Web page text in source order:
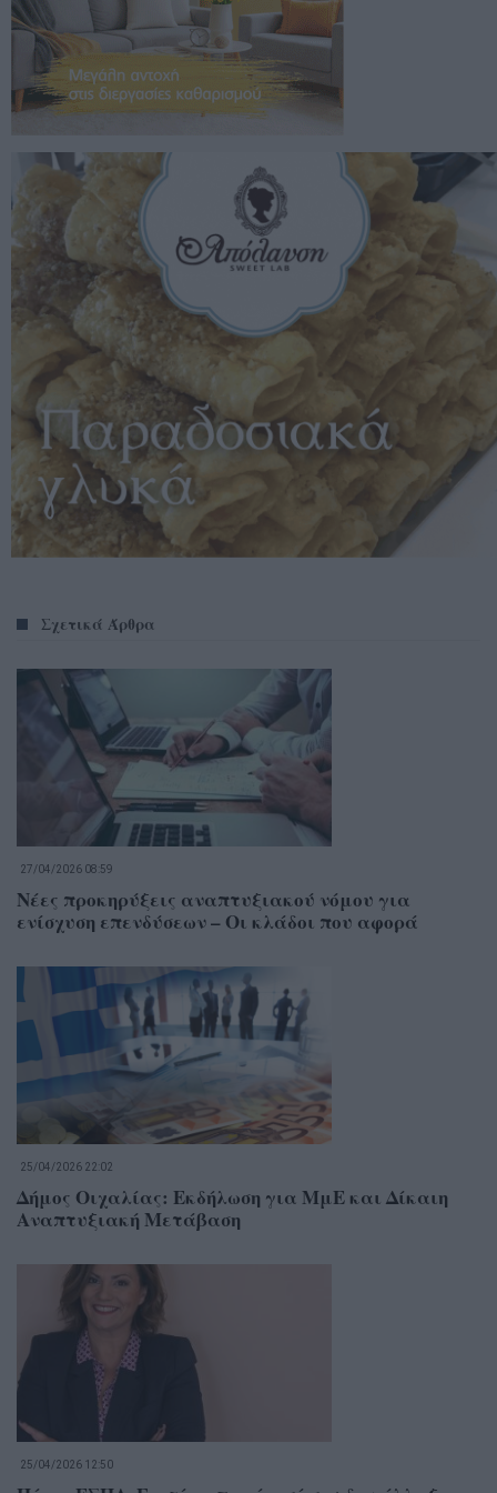
Σχετικά Άρθρα
27/04/2026 08:59
Νέες προκηρύξεις αναπτυξιακού νόμου για
ενίσχυση επενδύσεων – Οι κλάδοι που αφορά
25/04/2026 22:02
Δήμος Οιχαλίας: Εκδήλωση για ΜμΕ και Δίκαιη
Αναπτυξιακή Μετάβαση
25/04/2026 12:50